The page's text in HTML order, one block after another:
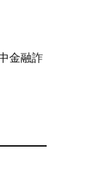
金融詐